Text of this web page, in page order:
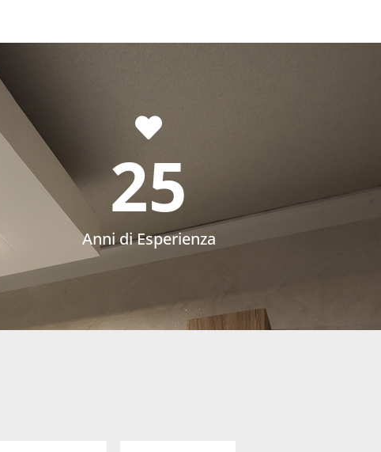
Anni di Esperienza
25